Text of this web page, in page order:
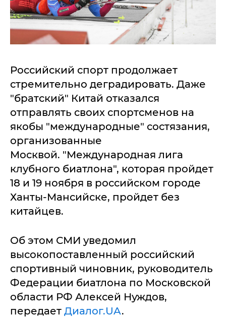
Российский спорт продолжает
стремительно деградировать. Даже
"братский" Китай отказался
отправлять своих спортсменов на
якобы "международные" состязания,
организованные
Москвой. "Международная лига
клубного биатлона", которая пройдет
18 и 19 ноября в российском городе
Ханты-Мансийске, пройдет без
китайцев.
Об этом СМИ уведомил
высокопоставленный российский
спортивный чиновник, руководитель
Федерации биатлона по Московской
области РФ Алексей Нуждов,
передает Диалог.UA.